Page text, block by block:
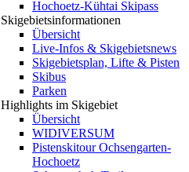
Hochoetz-Kühtai Skipass
Skigebietsinformationen
Übersicht
Live-Infos & Skigebietsnews
Skigebietsplan, Lifte & Pisten
Skibus
Parken
Highlights im Skigebiet
Übersicht
WIDIVERSUM
Pistenskitour Ochsengarten-
Hochoetz